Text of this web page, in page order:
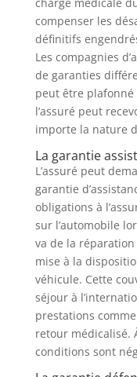
compenser les
définitifs
Les compagnies
de garanties
peut être plafonné
l’assuré peut
importe la nature
La garantie
L’assuré peut
garantie
obligations à
sur l’automobile
va de la
mise à la
véhicule. Cette
séjour à
prestations
retour médicalisé.
conditions sont